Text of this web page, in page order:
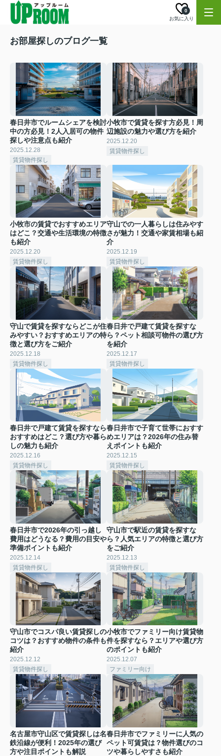
お気に入り
0
お部屋探しのブログ一覧
春日井市でルームシェアを検討
中の方必見！2人入居可の物件
探しや注意点も紹介
2025.12.28
賃貸物件探し
小牧市で賃貸を探す方必見！周
辺施設の魅力や選び方を紹介
2025.12.20
賃貸物件探し
小牧市の賃貸でおすすめエリア
はどこ？交通や生活環境の特徴
も紹介
2025.12.20
賃貸物件探し
守山での一人暮らしは住みやす
さが魅力！交通や家賃相場も紹
介
2025.12.19
賃貸物件探し
守山で賃貸を探すならどこが住
みやすい？おすすめエリアの特
徴と選び方をご紹介
2025.12.18
賃貸物件探し
春日井で戸建て賃貸を探すな
ら？ペット相談可物件の選び方
を紹介
2025.12.17
賃貸物件探し
春日井で戸建て賃貸を探すなら
おすすめはどこ？選び方や暮ら
しの魅力も紹介
2025.12.16
賃貸物件探し
春日井市で子育て世帯におすす
めエリアは？2026年の住み替
えポイントも紹介
2025.12.15
賃貸物件探し
春日井市で2026年の引っ越し
費用はどうなる？費用の目安や
準備ポイントも紹介
2025.12.14
賃貸物件探し
守山市で駅近の賃貸を探すな
ら？人気エリアの特徴と選び方
をご紹介
2025.12.13
賃貸物件探し
守山市でコスパ良い賃貸探しの
コツは？おすすめ物件の条件も
紹介
2025.12.12
賃貸物件探し
小牧市でファミリー向け賃貸物
件を探すなら？エリアや選び方
のポイントも紹介
2025.12.07
ファミリー向け
名古屋市守山区で賃貸探しは名
鉄沿線が便利！2025年の選び
方や注目ポイントも解説
春日井市でファミリーに人気の
ペット可賃貸は？物件選びのコ
ツや暮らしやすさも紹介